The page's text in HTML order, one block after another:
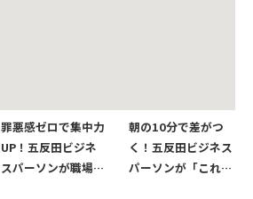
罪悪感ゼロで集中力
UP！五反田ビジネ
スパーソンが職場で
朝の10分で差がつ
く！五反田ビジネス
パーソンが「これだ